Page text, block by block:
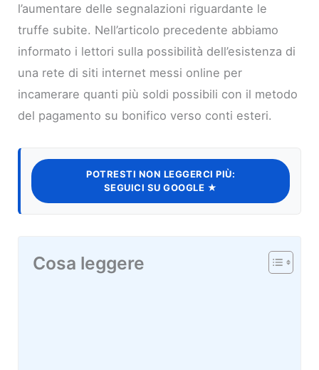
l’aumentare delle segnalazioni riguardante le
truffe subite. Nell’articolo precedente abbiamo
informato i lettori sulla possibilità dell’esistenza di
una rete di siti internet messi online per
incamerare quanti più soldi possibili con il metodo
del pagamento su bonifico verso conti esteri.
POTRESTI NON LEGGERCI PIÙ:
SEGUICI SU GOOGLE ★
Cosa leggere